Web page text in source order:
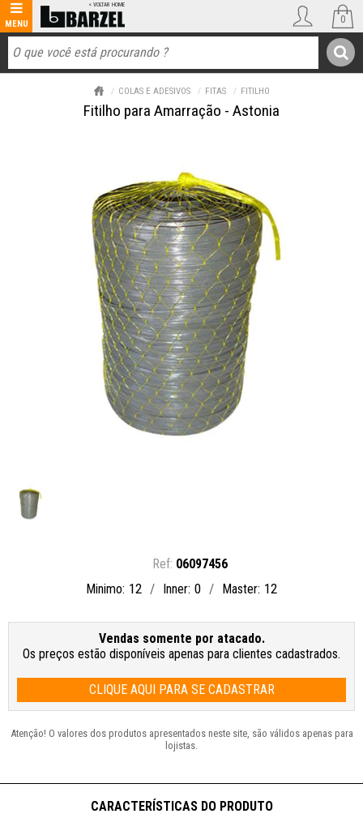
0
COLAS E ADESIVOS FITAS FITILHO
Fitilho para Amarração - Astonia
Minimo 12 Inner 0 Master 12
Vendas somente por atacado.
Os preços estão disponíveis apenas para clientes cadastrados.
CLIQUE AQUI PARA SE CADASTRAR
06097456